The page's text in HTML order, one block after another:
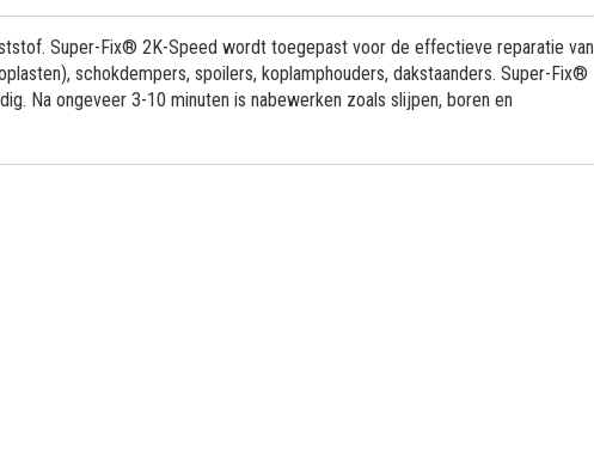
Super-Fix® 2K-Speed wordt toegepast voor de effectieve reparatie van
schokdempers, spoilers, koplamphouders, dakstaanders. Super-Fix®
Na ongeveer 3-10 minuten is nabewerken zoals slijpen, boren en